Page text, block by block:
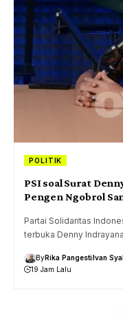
POLITIK
PSI soal Surat
Pengen Ngobrol
Partai Solidaritas
terbuka Denny
ByRika PangestiIvan
19 Jam Lalu